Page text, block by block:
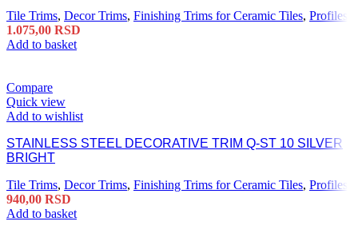
Tile Trims, Decor Trims, Finishing Trims for Ceramic Tiles, Profiles
1.075,00 RSD
Add to basket
Compare
Quick view
Add to wishlist
STAINLESS STEEL DECORATIVE TRIM Q-ST 10 SILVER
BRIGHT
Tile Trims, Decor Trims, Finishing Trims for Ceramic Tiles, Profiles
940,00 RSD
Add to basket